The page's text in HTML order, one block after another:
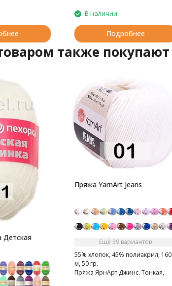
В наличии
Подробнее
также покупают
Детская
Пряжа YarnArt Jeans
Ещё 39 вариантов
55% хлопок, 45% полиакрил, 160
м, 50 гр.
Пряжа ЯрнАрт Джинс. Тонкая,
мягкая, слегка бархатистая нитка.